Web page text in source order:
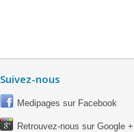
Suivez-nous
Medipages sur Facebook
Retrouvez-nous sur Google +